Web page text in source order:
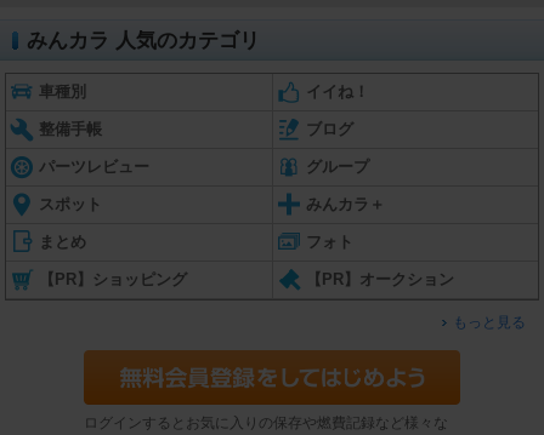
みんカラ 人気のカテゴリ
車種別 イイね！
整備手帳 ブログ
パーツレビュー グループ
スポット みんカラ＋
まとめ フォト
【PR】ショッピング 【PR】オークション
もっと見る
ログインするとお気に入りの保存や燃費記録など様々な